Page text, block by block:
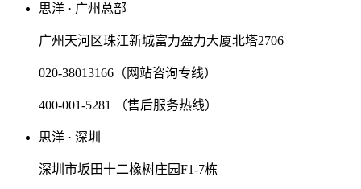
思洋 · 广州总部
广州天河区珠江新城富力盈力大厦北塔2706
020-38013166（网站咨询专线）
400-001-5281 （售后服务热线）
思洋 · 深圳
深圳市坂田十二橡树庄园F1-7栋